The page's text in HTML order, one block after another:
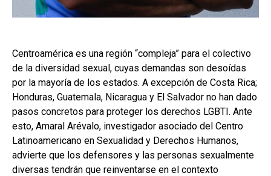
Centroamérica es una región “compleja” para el colectivo
de la diversidad sexual, cuyas demandas son desoídas
por la mayoría de los estados. A excepción de Costa Rica;
Honduras, Guatemala, Nicaragua y El Salvador no han dado
pasos concretos para proteger los derechos LGBTI. Ante
esto, Amaral Arévalo, investigador asociado del Centro
Latinoamericano en Sexualidad y Derechos Humanos,
advierte que los defensores y las personas sexualmente
diversas tendrán que reinventarse en el contexto